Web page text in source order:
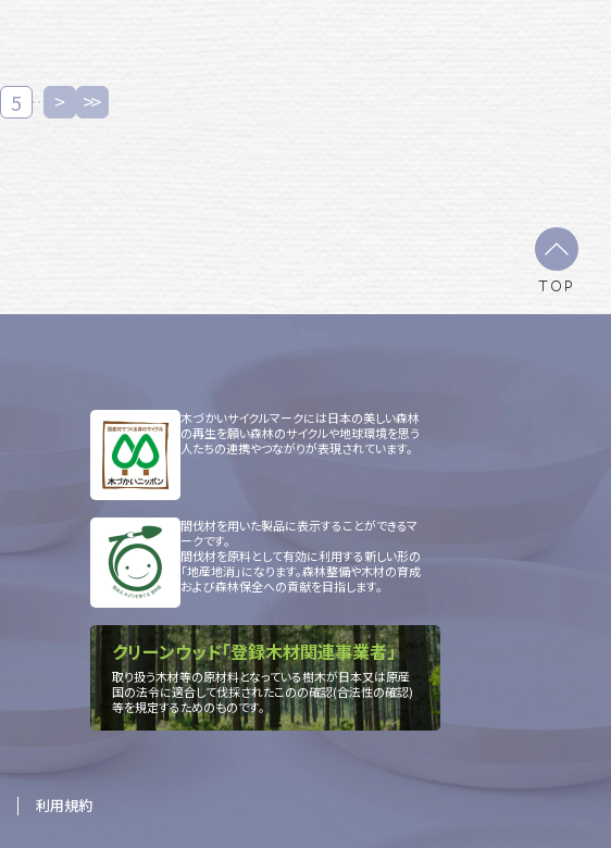
5
TOP
木づかいサイクルマークには日本の美しい森林
の再生を願い森林のサイクルや地球環境を思う
人たちの連携やつながりが表現されています。
間伐材を用いた製品に表示することができるマ
ークです。
間伐材を原料として有効に利用する新しい形の
「地産地消」になります。森林整備や木材の育成
および森林保全への貢献を目指します。
クリーンウッド「登録木材関連事業者」
取り扱う木材等の原材料となっている樹木が日本又は原産
国の法令に適合して伐採されたこのの確認(合法性の確認)
等を規定するためのものです。
利用規約